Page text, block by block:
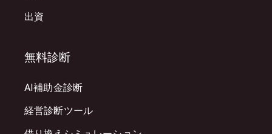
出資
無料診断
AI補助金診断
経営診断ツール